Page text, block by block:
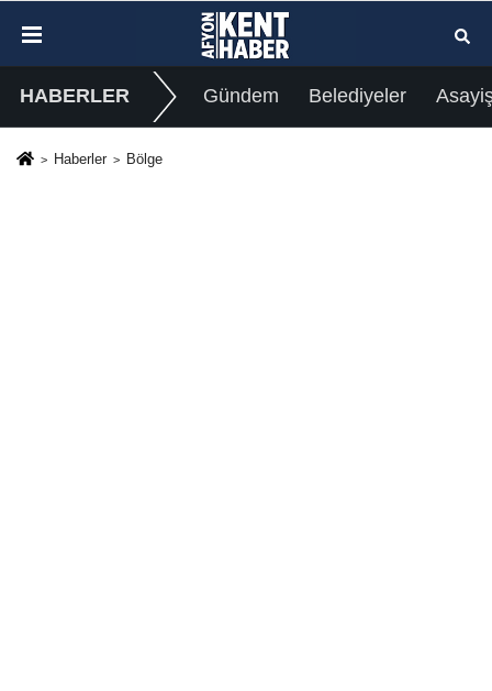
HABERLER Gündem Belediyeler
Haberler Bölge